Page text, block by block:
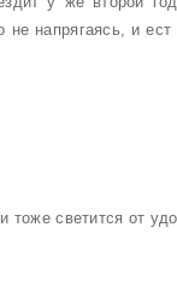
напрягаясь, и
светится от